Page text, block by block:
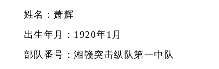
姓名：萧辉
出生年月：1920年1月
部队番号：湘赣突击纵队第一中队